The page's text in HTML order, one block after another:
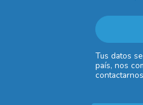
Tus datos
país, nos